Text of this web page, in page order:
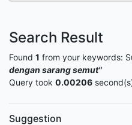
Search Result
Found 1 from your keywords:
dengan sarang semut"
Query took 0.00206
Suggestion